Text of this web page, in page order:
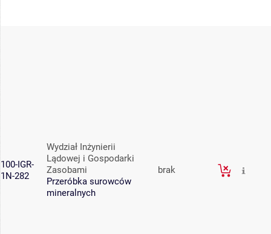
100-IGR-
1N-282
Wydział Inżynierii
Lądowej i Gospodarki
Zasobami
Przeróbka surowców
mineralnych
brak